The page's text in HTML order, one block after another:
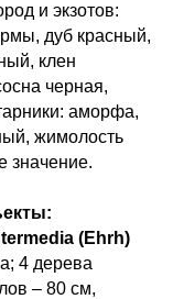
и экзотов:
дуб красный,
клен
черная,
аморфа,
жимолость
значение.
(Ehrh)
4 дерева
– 80 см,